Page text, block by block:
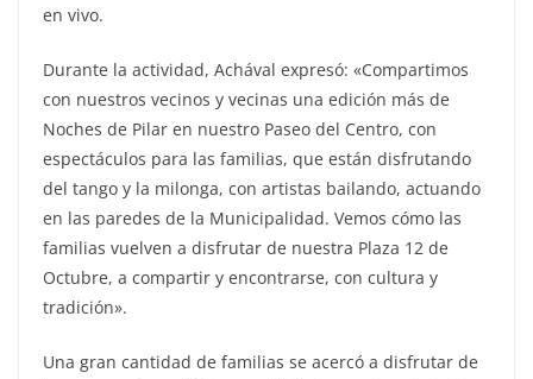
en vivo.
Durante la actividad, Achával expresó: «Compartimos
con nuestros vecinos y vecinas una edición más de
Noches de Pilar en nuestro Paseo del Centro, con
espectáculos para las familias, que están disfrutando
del tango y la milonga, con artistas bailando, actuando
en las paredes de la Municipalidad. Vemos cómo las
familias vuelven a disfrutar de nuestra Plaza 12 de
Octubre, a compartir y encontrarse, con cultura y
tradición».
Una gran cantidad de familias se acercó a disfrutar de